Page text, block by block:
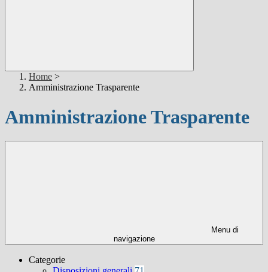
Home >
Amministrazione Trasparente
Amministrazione Trasparente
Menu di
navigazione
Categorie